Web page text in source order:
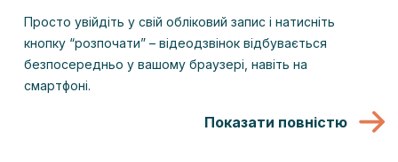
Просто увійдіть у свій обліковий запис і натисніть
кнопку “розпочати” – відеодзвінок відбувається
безпосередньо у вашому браузері, навіть на
смартфоні.
Показати повністю